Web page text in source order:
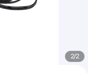
2/2